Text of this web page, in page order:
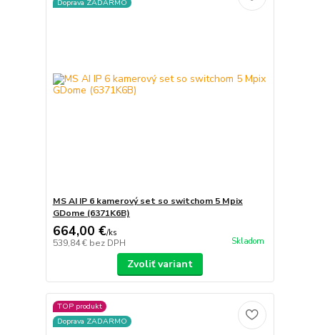
Doprava ZADARMO
MS AI IP 6 kamerový set so switchom 5 Mpix
GDome (6371K6B)
664,00 €/ks
539,84 € bez DPH Skladom
Zvoliť variant
TOP produkt
Doprava ZADARMO